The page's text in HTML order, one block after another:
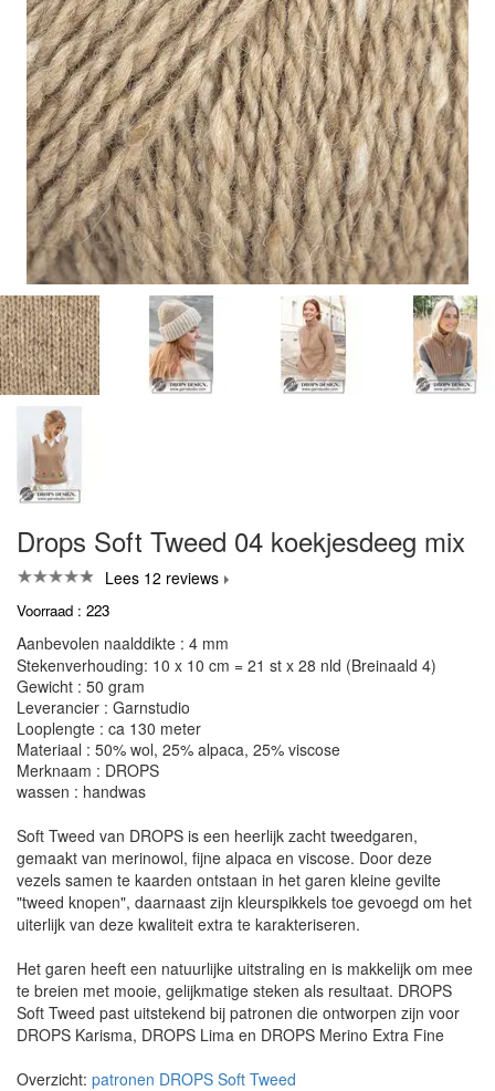
Drops Soft Tweed 04 koekjesdeeg mix
Lees 12 reviews
Voorraad : 223
Aanbevolen naalddikte : 4 mm
Stekenverhouding: 10 x 10 cm = 21 st x 28 nld (Breinaald 4)
Gewicht : 50 gram
Leverancier : Garnstudio
Looplengte : ca 130 meter
Materiaal : 50% wol, 25% alpaca, 25% viscose
Merknaam : DROPS
wassen : handwas
Soft Tweed van DROPS is een heerlijk zacht tweedgaren,
gemaakt van merinowol, fijne alpaca en viscose. Door deze
vezels samen te kaarden ontstaan in het garen kleine gevilte
"tweed knopen", daarnaast zijn kleurspikkels toe gevoegd om het
uiterlijk van deze kwaliteit extra te karakteriseren.
Het garen heeft een natuurlijke uitstraling en is makkelijk om mee
te breien met mooie, gelijkmatige steken als resultaat. DROPS
Soft Tweed past uitstekend bij patronen die ontworpen zijn voor
DROPS Karisma, DROPS Lima en DROPS Merino Extra Fine
Overzicht: patronen DROPS Soft Tweed